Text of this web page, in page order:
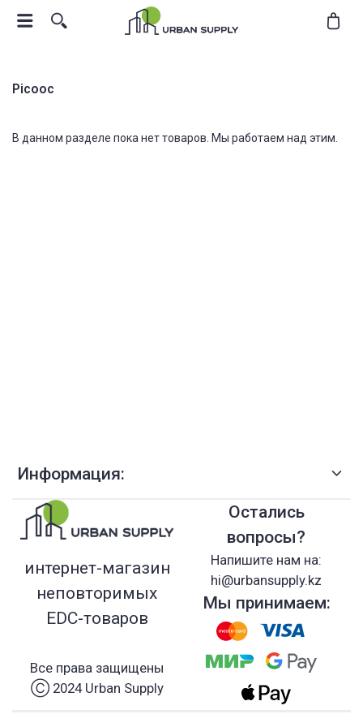
Picooc
В данном разделе пока нет товаров. Мы работаем над этим.
Информация:
интернет-магазин
неповторимых
EDC-товаров
Все права защищены
Ⓒ 2024 Urban Supply
Остались
вопросы?
Напишите нам на:
hi@urbansupply.kz
Мы принимаем: